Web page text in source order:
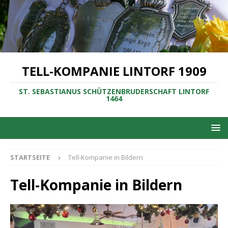
TELL-KOMPANIE LINTORF 1909
ST. SEBASTIANUS SCHÜTZENBRUDERSCHAFT LINTORF
1464
STARTSEITE Tell-Kompanie in Bildern
Tell-Kompanie in Bildern